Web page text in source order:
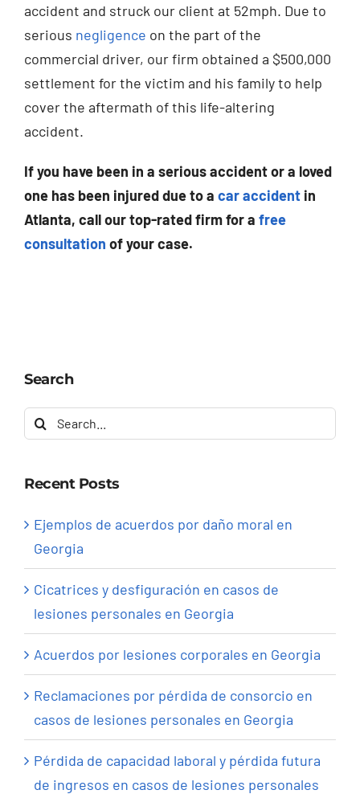
accident and struck our client at 52mph. Due to
serious negligence on the part of the
commercial driver, our firm obtained a $500,000
settlement for the victim and his family to help
cover the aftermath of this life-altering
accident.
If you have been in a serious accident or a loved
one has been injured due to a car accident in
Atlanta, call our top-rated firm for a free
consultation of your case.
Search
Search
for:
Recent Posts
Ejemplos de acuerdos por daño moral en
Georgia
Cicatrices y desfiguración en casos de
lesiones personales en Georgia
Acuerdos por lesiones corporales en Georgia
Reclamaciones por pérdida de consorcio en
casos de lesiones personales en Georgia
Pérdida de capacidad laboral y pérdida futura
de ingresos en casos de lesiones personales